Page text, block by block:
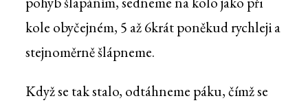
kole obyčejném, 5 až 6krát poněkud rychleji a
stejnoměrně šlápneme.
Když se tak stalo, odtáhneme páku, čímž se